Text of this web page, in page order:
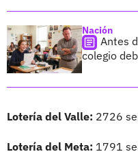
Nación
Antes
colegio
Lotería del Valle: 2726
Lotería del Meta: 1791